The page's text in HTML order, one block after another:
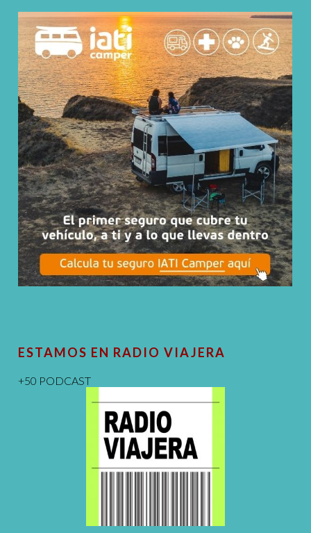
ESTAMOS EN RADIO VIAJERA
+50 PODCAST